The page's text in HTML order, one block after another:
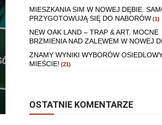
MIESZKANIA SIM W NOWEJ DĘBIE.
PRZYGOTOWUJĄ SIĘ DO NABORÓW (1)
NEW OAK LAND – TRAP & ART. MOCNE
BRZMIENIA NAD ZALEWEM W NOWEJ
ZNAMY WYNIKI WYBORÓW
MIEŚCIE! (21)
OSTATNIE KOMENTARZE